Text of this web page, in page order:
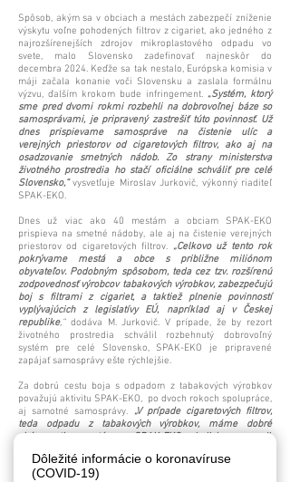
Spôsob, akým sa v obciach a mestách zabezpečí zníženie
výskytu voľne pohodených filtrov z cigariet, ako jedného z
najrozšírenejších zdrojov mikroplastového odpadu vo
svete, malo Slovensko zadefinovať najneskôr do
decembra 2024. Keďže sa tak nestalo, Európska komisia v
máji začala konanie voči Slovensku a zaslala formálnu
výzvu, ďalším krokom bude infringement. „Systém, ktorý
sme pred dvomi rokmi rozbehli na dobrovoľnej báze so
samosprávami, je pripravený zastrešiť túto povinnosť. Už
dnes prispievame samospráve na čistenie ulíc a
verejných priestorov od cigaretových filtrov, ako aj na
osadzovanie smetných nádob. Zo strany ministerstva
životného prostredia ho stačí oficiálne schváliť pre celé
Slovensko,“vysvetľuje Miroslav Jurkovič, výkonný riaditeľ
SPAK-EKO.
Dnes už viac ako 40 mestám a obciam SPAK-EKO
prispieva na smetné nádoby, ale aj na čistenie verejných
priestorov od cigaretových filtrov. „Celkovo už tento rok
pokrývame mestá a obce s približne miliónom
obyvateľov. Podobným spôsobom, teda cez tzv. rozšírenú
zodpovednosť výrobcov tabakových výrobkov, zabezpečujú
boj s filtrami z cigariet, a taktiež plnenie povinností
vyplývajúcich z legislatívy EÚ, napríklad aj v Českej
republike,“ dodáva M. Jurkovič. V prípade, že by rezort
životného prostredia schválil rozbehnutý dobrovoľný
systém pre celé Slovensko, SPAK-EKO je pripravené
zapájať samosprávy ešte rýchlejšie.
Za dobrú cestu boja s odpadom z tabakových výrobkov
považujú aktivitu SPAK-EKO, po dvoch rokoch spolupráce,
aj samotné samosprávy. „V prípade cigaretových filtrov,
teda odpadu z tabakových výrobkov, máme dobré
skúsenosti so systémom SPAK-EKO a boli by sme radi,
všetky mestá a obce,“konštatuje predseda ZMOS Jozef
Božík. Na konci dňa sú to podľa neho práve mestá a obce,
Dôležité informácie o koronavíruse
(COVID-19)